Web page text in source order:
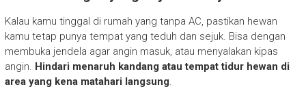
Kalau kamu tinggal di rumah yang tanpa AC, pastikan hewan
kamu tetap punya tempat yang teduh dan sejuk. Bisa dengan
membuka jendela agar angin masuk, atau menyalakan kipas
angin. Hindari menaruh kandang atau tempat tidur hewan di
area yang kena matahari langsung.